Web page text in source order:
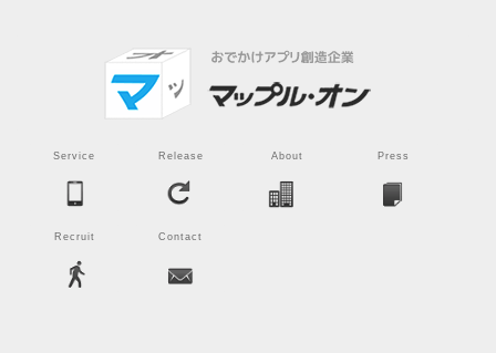
Service Release About Press
Recruit Contact